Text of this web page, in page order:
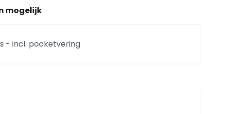
mogelijk
- incl. pocketvering
- pocketvering - stof Bellini